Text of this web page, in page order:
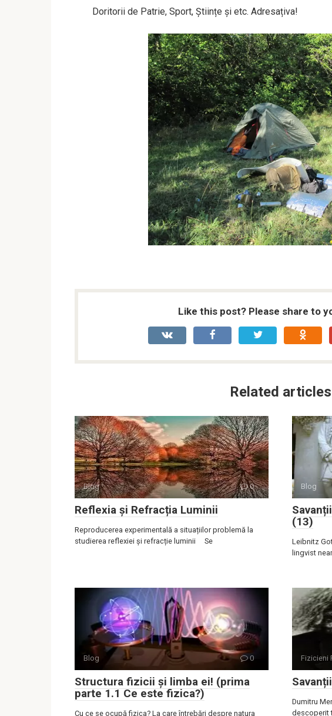
Doritorii de Patrie, Sport, Științe și etc. Adresațiva!
Like this post? Please share to
Related articles
Blog 0
Reflexia și Refracția Luminii
Reproducerea experimentală a situațiilor problemă la
studierea reflexiei și refracție luminii Se
Blog
(13)
Leibnitz
lingvist
Blog 0
Structura fizicii și limba ei! (prima
parte 1.1 Ce este fizica?)
Cu ce se ocupă fizica? La care întrebări despre natura
Fizicieni
Dumitru
descoperit